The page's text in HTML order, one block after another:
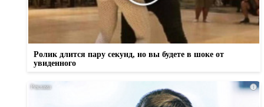
Ролик длится пару секунд, но вы будете в шоке от
увиденного
i